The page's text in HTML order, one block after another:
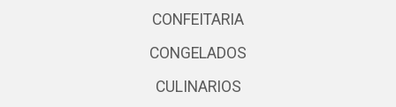
CONFEITARIA
CONGELADOS
CULINARIOS